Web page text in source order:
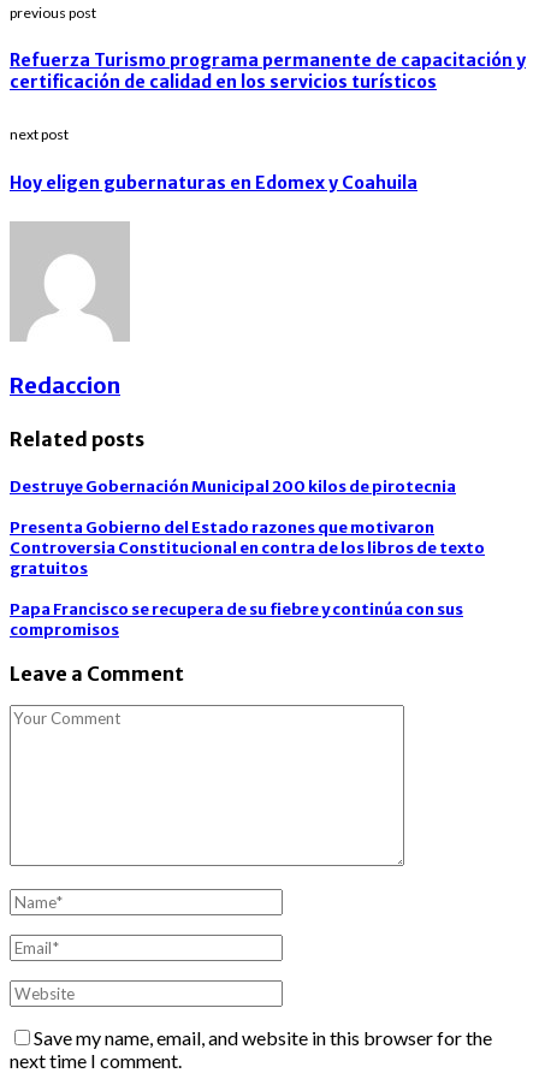
previous post
Refuerza Turismo programa permanente de capacitación y
certificación de calidad en los servicios turísticos
next post
Hoy eligen gubernaturas en Edomex y Coahuila
Redaccion
Related posts
Destruye Gobernación Municipal 200 kilos de pirotecnia
Presenta Gobierno del Estado razones que motivaron
Controversia Constitucional en contra de los libros de texto
gratuitos
Papa Francisco se recupera de su fiebre y continúa con sus
compromisos
Leave a Comment
Save my name, email, and website in this browser for the
next time I comment.